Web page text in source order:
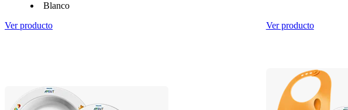
Blanco
Ver producto
Ver producto